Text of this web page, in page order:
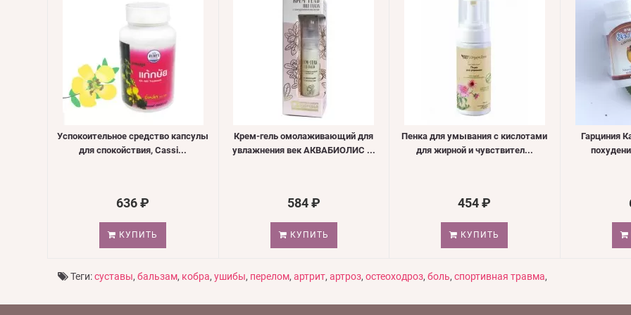
Успокоительное средство капсулы
для спокойствия, Cassi...
636 ₽
КУПИТЬ
Крем-гель омолаживающий для
увлажнения век АКВАБИОЛИС ...
584 ₽
КУПИТЬ
Пенка для умывания с кислотами
для жирной и чувствител...
454 ₽
КУПИТЬ
Гарциния
Теги:суставы, бальзам, кобра, ушибы, перелом, артрит, артроз, остеоходроз, боль, спортивная травма,